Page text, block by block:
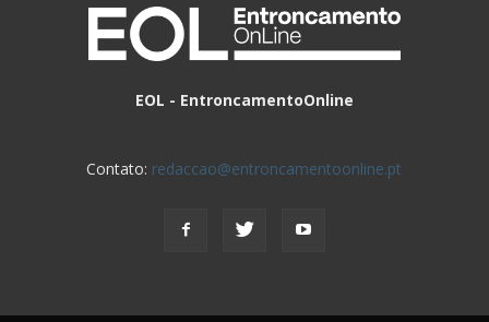
EOL - EntroncamentoOnline
Contato: redaccao@entroncamentoonline.pt